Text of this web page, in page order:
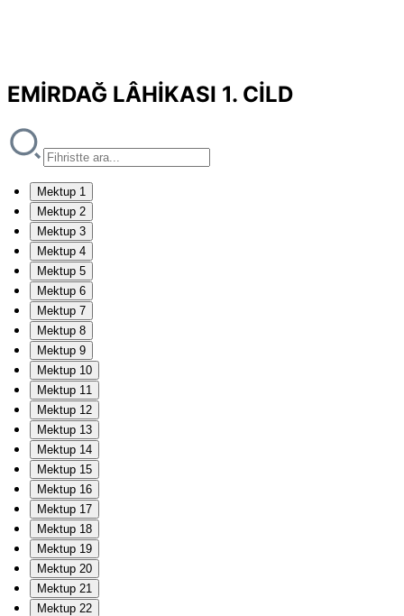
EMİRDAĞ LÂHİKASI 1. CİLD
Mektup 1
Mektup 2
Mektup 3
Mektup 4
Mektup 5
Mektup 6
Mektup 7
Mektup 8
Mektup 9
Mektup 10
Mektup 11
Mektup 12
Mektup 13
Mektup 14
Mektup 15
Mektup 16
Mektup 17
Mektup 18
Mektup 19
Mektup 20
Mektup 21
Mektup 22